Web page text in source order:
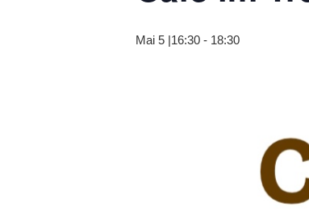
Mai 5 |16:30 - 18:30